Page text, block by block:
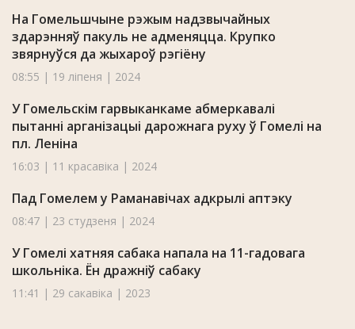
На Гомельшчыне рэжым надзвычайных
здарэнняў пакуль не адменяцца. Крупко
звярнуўся да жыхароў рэгіёну
08:55 | 19 ліпеня | 2024
У Гомельскім гарвыканкаме абмеркавалі
пытанні арганізацыі дарожнага руху ў Гомелі на
пл. Леніна
16:03 | 11 красавіка | 2024
Пад Гомелем у Раманавічах адкрылі аптэку
08:47 | 23 студзеня | 2024
У Гомелі хатняя сабака напала на 11-гадовага
школьніка. Ён дражніў сабаку
11:41 | 29 сакавіка | 2023